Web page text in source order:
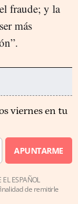
fraude; y la
más
viernes en tu
APUNTARME
ESPAÑOL
de remitirle